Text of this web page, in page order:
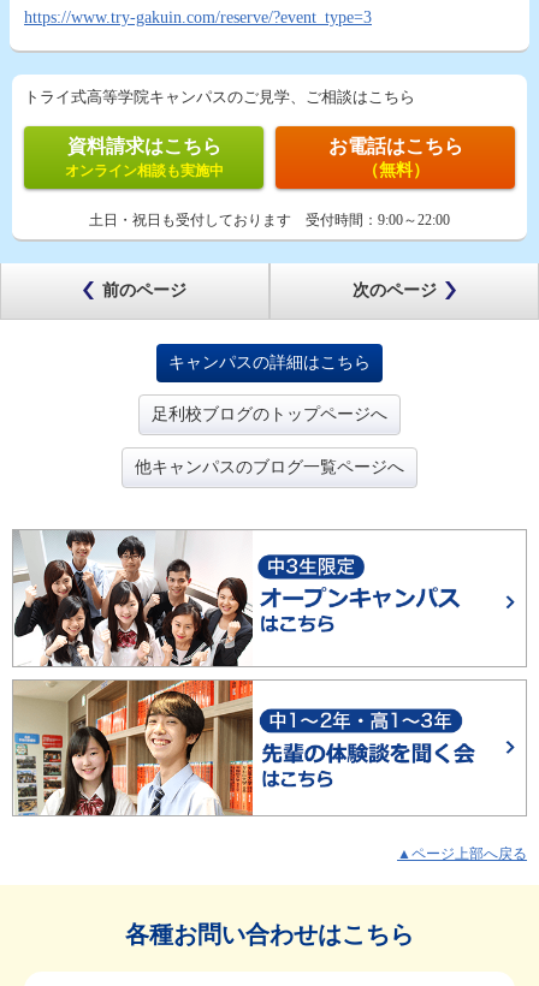
https://www.try-gakuin.com/reserve/?event_type=3
トライ式高等学院キャンパスのご見学、ご相談はこちら
資料請求はこちら
オンライン相談も実施中
お電話はこちら
（無料）
土日・祝日も受付しております 受付時間： 9:00～22:00
前のページ 次のページ
キャンパスの詳細はこちら
足利校ブログのトップページへ
他キャンパスのブログ一覧ページへ
▲ページ上部へ戻る
各種お問い合わせはこちら